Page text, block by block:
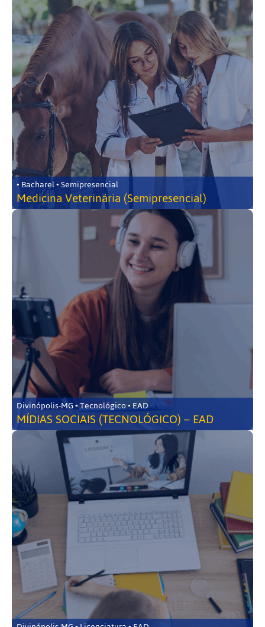
• Bacharel • Semipresencial
Medicina Veterinária (Semipresencial)
Divinópolis-MG • Tecnológico • EAD
MÍDIAS SOCIAIS (TECNOLÓGICO) – EAD